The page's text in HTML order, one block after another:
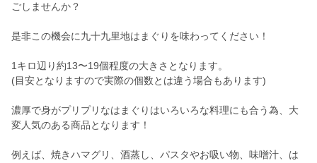
ごしませんか？
是非この機会に九十九里地はまぐりを味わってください！
1キロ辺り約13〜19個程度の大きさとなります。
(目安となりますので実際の個数とは違う場合もあります)
濃厚で身がプリプリなはまぐりはいろいろな料理にも合う為、大
変人気のある商品となります！
例えば、焼きハマグリ、酒蒸し、パスタやお吸い物、味噌汁、は